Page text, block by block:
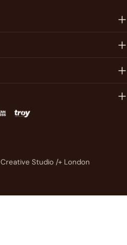
Creative Studio /+ London